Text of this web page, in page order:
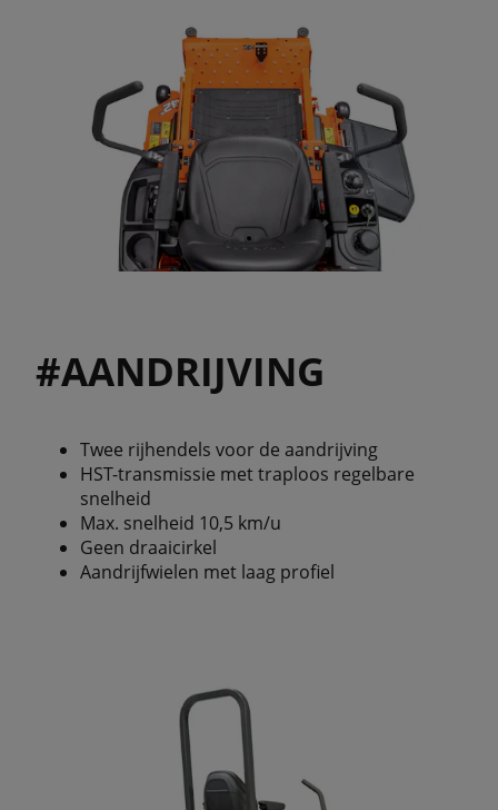
#AANDRIJVING
Twee rijhendels voor de aandrijving
HST-transmissie met traploos regelbare
snelheid
Max. snelheid 10,5 km/u
Geen draaicirkel
Aandrijfwielen met laag profiel